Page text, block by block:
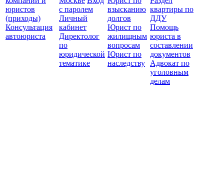
юристов
(приходы)
Консультация
автоюриста
с паролем
Личный
кабинет
Директолог
по
юридической
тематике
взысканию
долгов
Юрист по
жилищным
вопросам
Юрист по
наследству
квартиры по
ДДУ
Помощь
юриста в
составлении
документов
Адвокат по
уголовным
делам